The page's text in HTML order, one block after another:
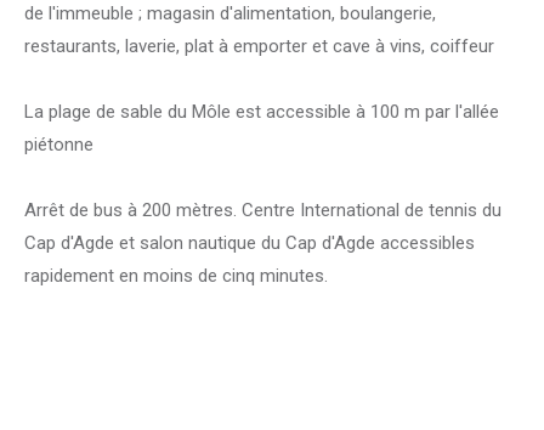
de l'immeuble ; magasin d'alimentation, boulangerie,
restaurants, laverie, plat à emporter et cave à vins, coiffeur
La plage de sable du Môle est accessible à 100 m par l'allée
piétonne
Arrêt de bus à 200 mètres. Centre International de tennis du
Cap d'Agde et salon nautique du Cap d'Agde accessibles
rapidement en moins de cinq minutes.